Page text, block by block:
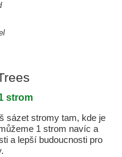
strom
sázet stromy tam, kde je
1 strom navíc a
a lepší budoucnosti pro